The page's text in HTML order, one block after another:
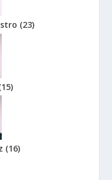
(23)
15)
(16)